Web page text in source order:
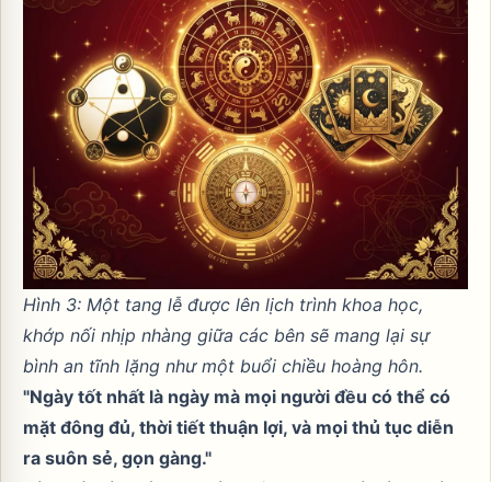
Hình 3: Một tang lễ được lên lịch trình khoa học,
khớp nối nhịp nhàng giữa các bên sẽ mang lại sự
bình an tĩnh lặng như một buổi chiều hoàng hôn.
"Ngày tốt nhất là ngày mà mọi người đều có thể có
mặt đông đủ, thời tiết thuận lợi, và mọi thủ tục diễn
ra suôn sẻ, gọn gàng."